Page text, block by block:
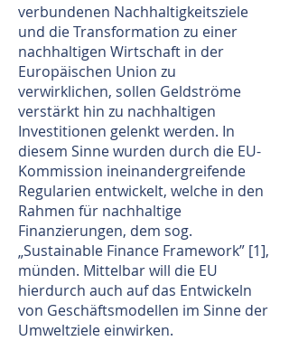
verbundenen Nachhaltigkeitsziele
und die Transformation zu einer
nachhaltigen Wirtschaft in der
Europäischen Union zu
verwirklichen, sollen Geldströme
verstärkt hin zu nachhaltigen
Investitionen gelenkt werden. In
diesem Sinne wurden durch die EU-
Kommission ineinandergreifende
Regularien entwickelt, welche in den
Rahmen für nachhaltige
Finanzierungen, dem sog.
„Sustainable Finance Framework” [1],
münden. Mittelbar will die EU
hierdurch auch auf das Entwickeln
von Geschäftsmodellen im Sinne der
Umweltziele einwirken.